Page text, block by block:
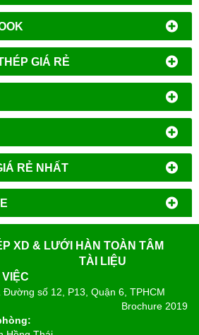
GIÁ RẺ
RẺ NHẤT
XD & LƯỚI HÀN TOÀN TÂM
TÀI LIỆU
Đường số 12, P13, Quận 6, TPHCM
Brochure 2019